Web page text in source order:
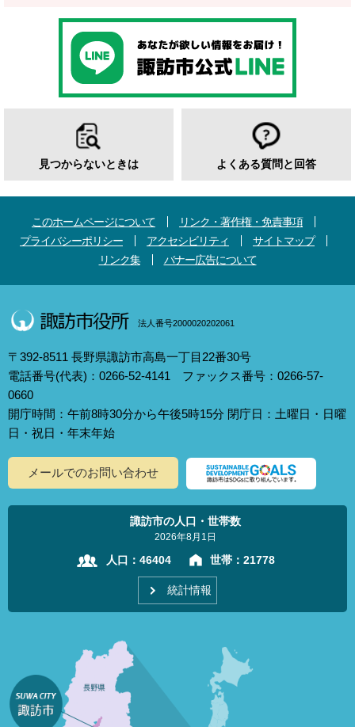
見つからないときは よくある質問と回答
このホームページについて
リンク・著作権・免責事項
プライバシーポリシー
アクセシビリティ
サイトマップ
リンク集
バナー広告について
法人番号2000020202061
〒392-8511 長野県諏訪市高島一丁目22番30号
電話番号(代表)：0266-52-4141 ファックス番号：0266-57-
0660
開庁時間：午前8時30分から午後5時15分 閉庁日：土曜日・日曜
日・祝日・年末年始
メールでのお問い合わせ
諏訪市の人口・世帯数
2026年8月1日
人口： 46404 世帯： 21778
統計情報